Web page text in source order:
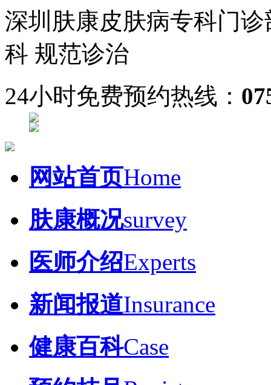
深圳肤康皮肤病专科门诊
科 规范诊治
24小时免费预约热线：
网站首页Home
肤康概况survey
医师介绍Experts
新闻报道Insurance
健康百科Case